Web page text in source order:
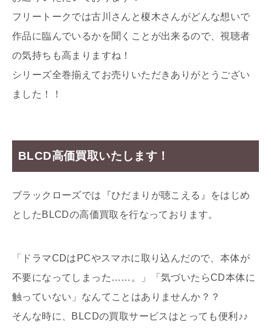
フリートークでは古川さんと榎木さんがどんな想いで
作品に臨んでいるかを聞くことが出来るので、視聴者
の気持ちも高まりますね！
シリーズ全巻揃えてお売りいただきありがとうござい
ました！！
BLCD高価買取いたします！
ブラックローズでは『ひだまりが聴こえる』をはじめ
としたBLCDの高価買取を行なっております。
「ドラマCDはPCやスマホに取り込んだので、本体が
不要になってしまった……。」「気づいたらCD本体に
触っていない」なんてことはありませんか？？
そんな時に、BLCDの買取サービスはとっても便利♪♪